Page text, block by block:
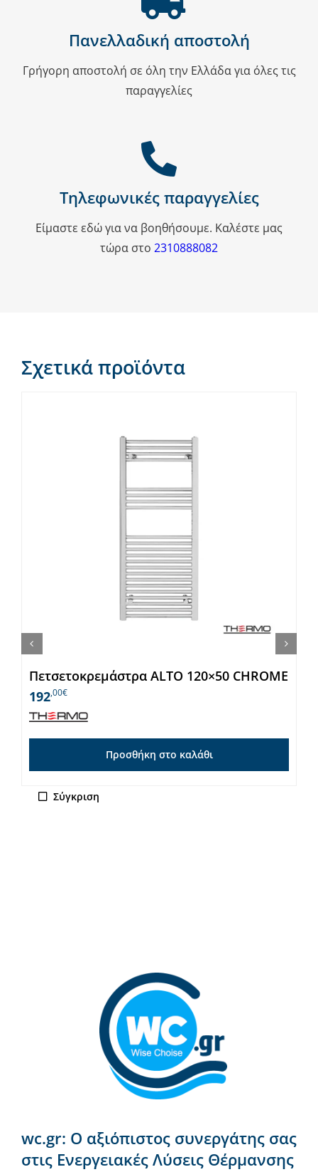
Πανελλαδική αποστολή
Γρήγορη αποστολή σε όλη την Ελλάδα για όλες τις
παραγγελίες
Τηλεφωνικές παραγγελίες
Είμαστε εδώ για να βοηθήσουμε. Καλέστε μας
τώρα στο 2310888082
Σχετικά προϊόντα
Πετσετοκρεμάστρα ALTO 120×50 CHROME
192,00€
Προσθήκη στο καλάθι
Σύγκριση
wc.gr: Ο αξιόπιστος συνεργάτης σας
στις Ενεργειακές Λύσεις Θέρμανσης